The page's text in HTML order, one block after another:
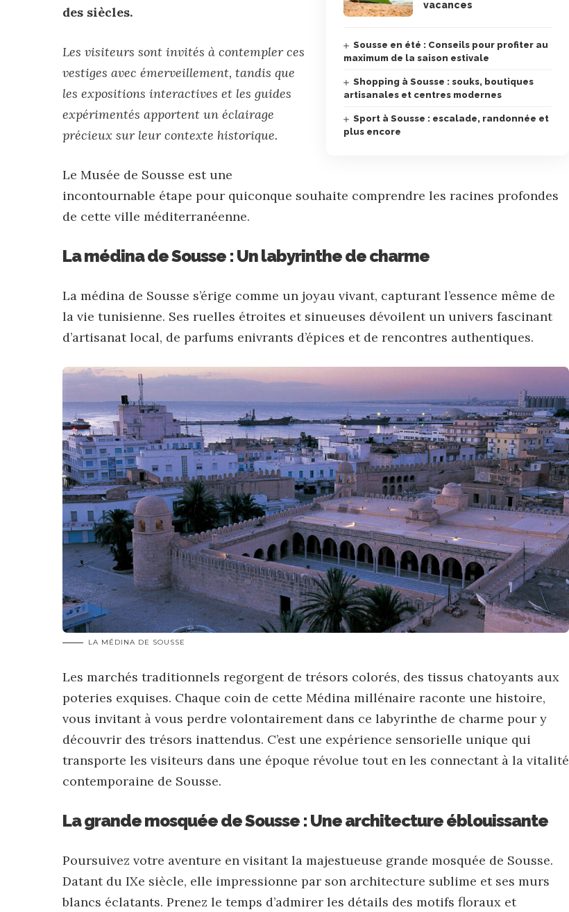
vacances
Sousse en été : Conseils pour profiter au
maximum de la saison estivale
Shopping à Sousse : souks, boutiques
artisanales et centres modernes
Sport à Sousse : escalade, randonnée et
plus encore
des siècles.
Les visiteurs sont invités à contempler ces
vestiges avec émerveillement, tandis que
les expositions interactives et les guides
expérimentés apportent un éclairage
précieux sur leur contexte historique.
Le Musée de Sousse est une
incontournable étape pour quiconque souhaite comprendre les racines profondes
de cette ville méditerranéenne.
La médina de Sousse : Un labyrinthe de charme
La médina de Sousse s’érige comme un joyau vivant, capturant l’essence même de
la vie tunisienne. Ses ruelles étroites et sinueuses dévoilent un univers fascinant
d’artisanat local, de parfums enivrants d’épices et de rencontres authentiques.
LA MÉDINA DE SOUSSE
Les marchés traditionnels regorgent de trésors colorés, des tissus chatoyants aux
poteries exquises. Chaque coin de cette Médina millénaire raconte une histoire,
vous invitant à vous perdre volontairement dans ce labyrinthe de charme pour y
découvrir des trésors inattendus. C’est une expérience sensorielle unique qui
transporte les visiteurs dans une époque révolue tout en les connectant à la vitalité
contemporaine de Sousse.
La grande mosquée de Sousse : Une architecture éblouissante
Poursuivez votre aventure en visitant la majestueuse grande mosquée de Sousse.
Datant du IXe siècle, elle impressionne par son architecture sublime et ses murs
blancs éclatants. Prenez le temps d’admirer les détails des motifs floraux et